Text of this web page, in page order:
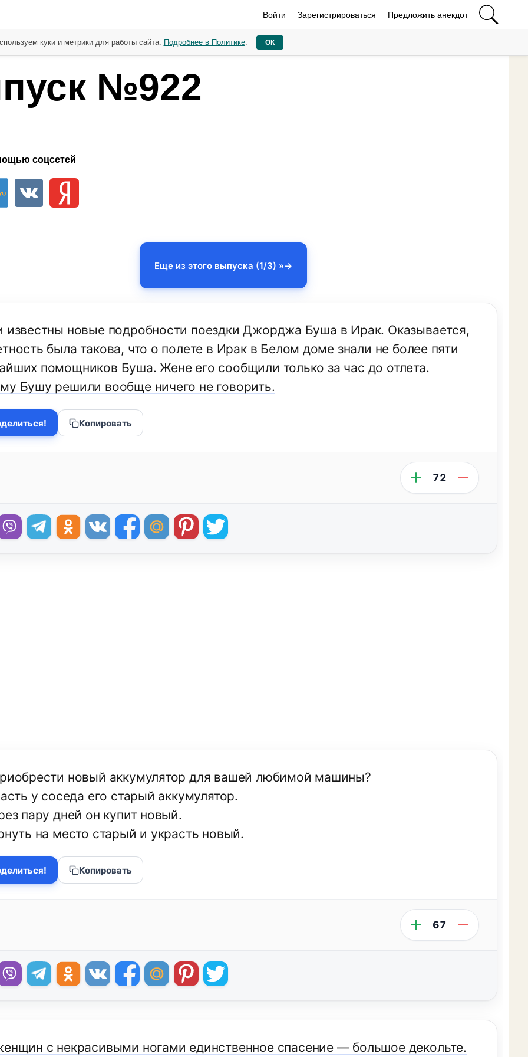
Войти Зарегистрироваться Предложить анекдот
№922
соцсетей
Еще из этого выпуска (1/3) »
известны новые подробности поездки Джорджа Буша в Ирак. Оказывается,
была такова, что о полете в Ирак в Белом доме знали не более пяти
помощников Буша. Жене его сообщили только за час до отлета.
Бушу решили вообще ничего не говорить.
Копировать
72
новый аккумулятор для вашей любимой машины?
у соседа его старый аккумулятор.
пару дней он купит новый.
на место старый и украсть новый.
Копировать
67
с некрасивыми ногами единственное спасение — большое декольте.
куки и метрики для работы сайта. Подробнее в Политике. ОК